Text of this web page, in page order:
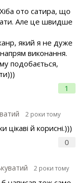
1
ото сатира, що
Але це швидше
який я не дуже
виконання.
подобається,
2 роки тому
0
цікаві й корисні.)))
2 роки тому